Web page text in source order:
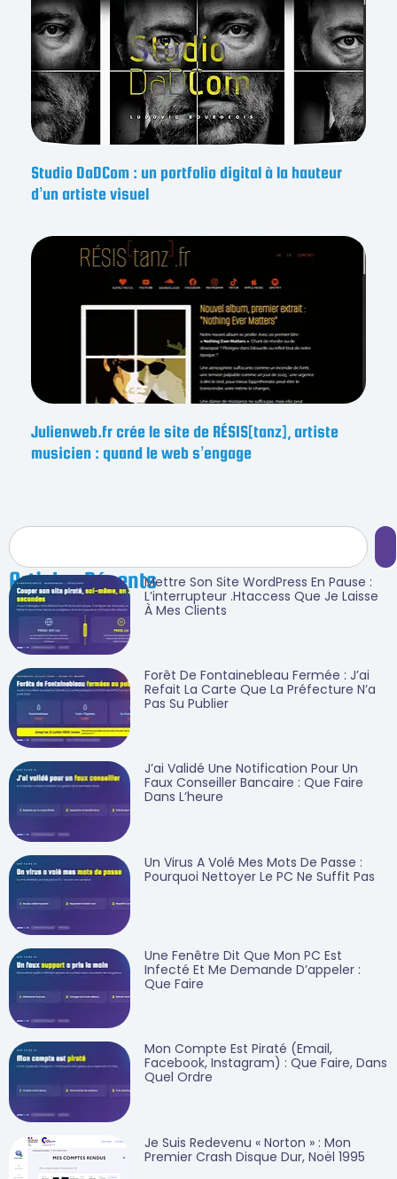
Studio DaDCom : un portfolio digital à la hauteur
d’un artiste visuel
Julienweb.fr crée le site de RÉSIS[tanz], artiste
musicien : quand le web s’engage
Articles RécentsMettre Son Site WordPress En Pause :
L’interrupteur .htaccess Que Je Laisse
À Mes Clients
Forêt De Fontainebleau Fermée : J’ai
Refait La Carte Que La Préfecture N’a
Pas Su Publier
J’ai Validé Une Notification Pour Un
Faux Conseiller Bancaire : Que Faire
Dans L’heure
Un Virus A Volé Mes Mots De Passe :
Pourquoi Nettoyer Le PC Ne Suffit Pas
Une Fenêtre Dit Que Mon PC Est
Infecté Et Me Demande D’appeler :
Que Faire
Mon Compte Est Piraté (email,
Facebook, Instagram) : Que Faire, Dans
Quel Ordre
Je Suis Redevenu « Norton » : Mon
Premier Crash Disque Dur, Noël 1995